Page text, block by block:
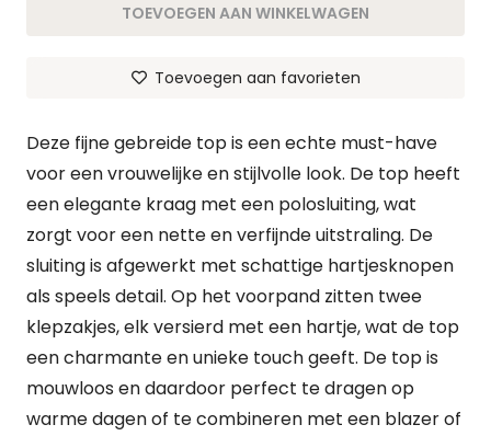
aantal
TOEVOEGEN AAN WINKELWAGEN
Toevoegen aan favorieten
Deze fijne gebreide top is een echte must-have
voor een vrouwelijke en stijlvolle look. De top heeft
een elegante kraag met een polosluiting, wat
zorgt voor een nette en verfijnde uitstraling. De
sluiting is afgewerkt met schattige hartjesknopen
als speels detail. Op het voorpand zitten twee
klepzakjes, elk versierd met een hartje, wat de top
een charmante en unieke touch geeft. De top is
mouwloos en daardoor perfect te dragen op
warme dagen of te combineren met een blazer of